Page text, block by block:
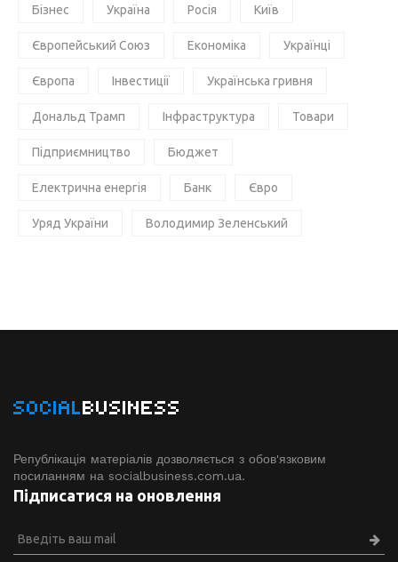
Бізнес Україна Росія Київ
Європейський Союз Економіка Українці
Європа Інвестиції Українська гривня
Дональд Трамп Інфраструктура Товари
Підприємництво Бюджет
Електрична енергія Банк Євро
Уряд України Володимир Зеленський
SOCIALBUSINESS
Републікація матеріалів дозволяється з обов'язковим
посиланням на socialbusiness.com.ua.
Підписатися на оновлення